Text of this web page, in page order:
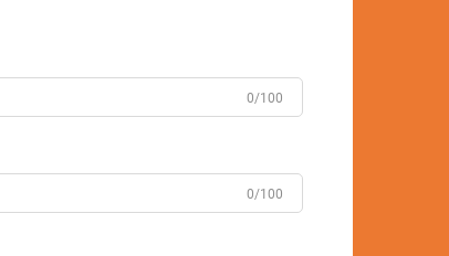
0/100
0/100